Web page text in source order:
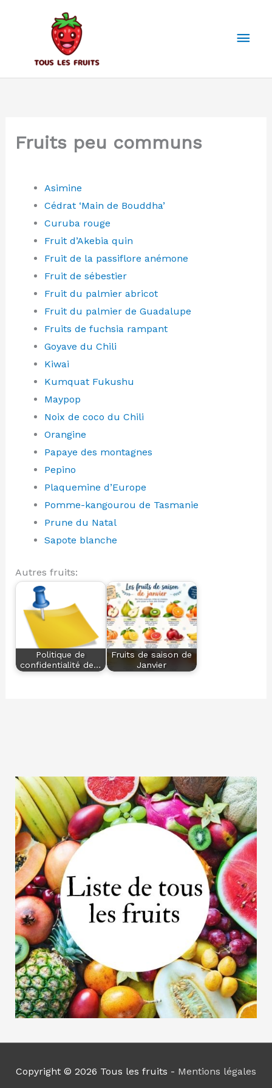
Fruits peu communs
Asimine
Cédrat ‘Main de Bouddha’
Curuba rouge
Fruit d’Akebia quin
Fruit de la passiflore anémone
Fruit de sébestier
Fruit du palmier abricot
Fruit du palmier de Guadalupe
Fruits de fuchsia rampant
Goyave du Chili
Kiwai
Kumquat Fukushu
Maypop
Noix de coco du Chili
Orangine
Papaye des montagnes
Pepino
Plaquemine d’Europe
Pomme-kangourou de Tasmanie
Prune du Natal
Sapote blanche
Autres fruits:
Politique de
confidentialité de…
Fruits de saison de
Janvier
Copyright © 2026 Tous les fruits - Mentions légales